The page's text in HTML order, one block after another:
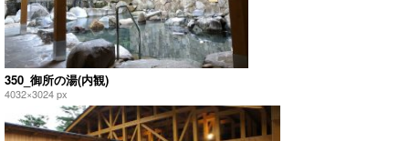
350_御所の湯(内観)
4032×3024 px